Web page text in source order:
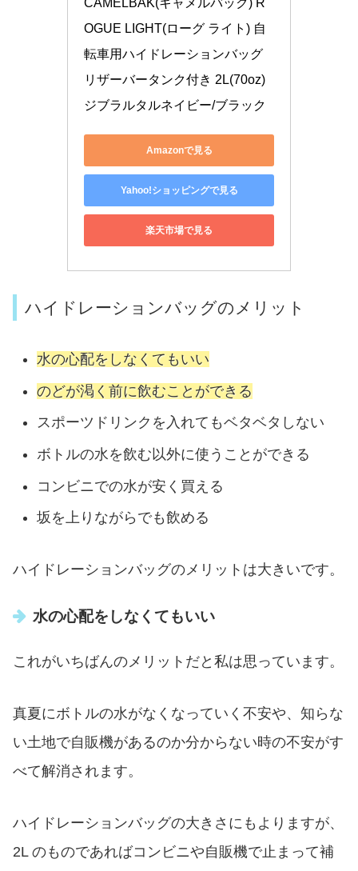
CAMELBAK(キャメルバック) R
OGUE LIGHT(ローグ ライト) 自
転車用ハイドレーションバッグ
リザーバータンク付き 2L(70oz)
ジブラルタルネイビー/ブラック
Amazonで見る
Yahoo!ショッピングで見る
楽天市場で見る
ハイドレーションバッグのメリット
水の心配をしなくてもいい
のどが渇く前に飲むことができる
スポーツドリンクを入れてもベタベタしない
ボトルの水を飲む以外に使うことができる
コンビニでの水が安く買える
坂を上りながらでも飲める
ハイドレーションバッグのメリットは大きいです。
水の心配をしなくてもいい
これがいちばんのメリットだと私は思っています。
真夏にボトルの水がなくなっていく不安や、知らな
い土地で自販機があるのか分からない時の不安がす
べて解消されます。
ハイドレーションバッグの大きさにもよりますが、
2L のものであればコンビニや自販機で止まって補